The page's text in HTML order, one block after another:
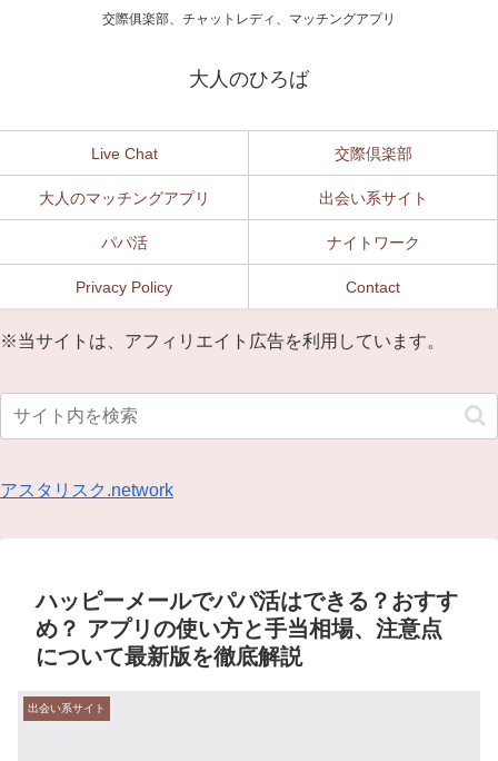
交際俱楽部、チャットレディ、マッチングアプリ
大人のひろば
Live Chat 交際倶楽部
大人のマッチングアプリ 出会い系サイト
パパ活 ナイトワーク
Privacy Policy Contact
※当サイトは、アフィリエイト広告を利用しています。
アスタリスク.network
ハッピーメールでパパ活はできる？おすす
め？ アプリの使い方と手当相場、注意点
について最新版を徹底解説
出会い系サイト